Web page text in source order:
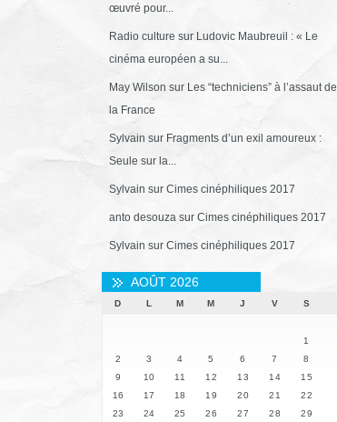
œuvré pour...
Radio culture sur Ludovic Maubreuil : « Le
cinéma européen a su...
May Wilson sur Les “techniciens” à l’assaut de
la France
Sylvain sur Fragments d’un exil amoureux :
Seule sur la...
Sylvain sur Cimes cinéphiliques 2017
anto desouzasur Cimes cinéphiliques 2017
Sylvain sur Cimes cinéphiliques 2017
AOÛT 2026
D L M M J V S
1
2
3 4 5 6 7
8
9
10 11 12 13 14
15
16
17 18 19 20 21
22
23
24 25 26 27 28
29